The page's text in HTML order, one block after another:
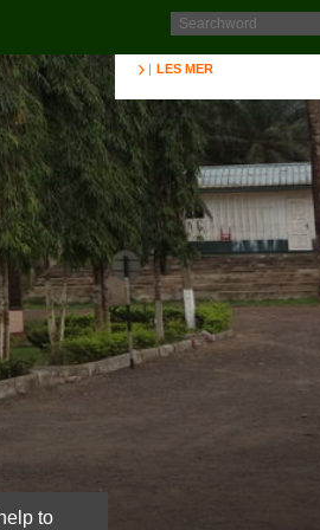
Intranett. Logg in. Minutes
LES MER
to